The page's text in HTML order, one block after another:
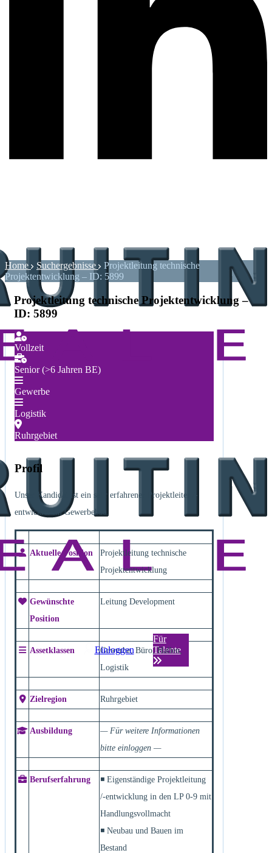
Einloggen
Für
Talente
Home Suchergebnisse
Projektleitung technische
Projektentwicklung – ID: 5899
Projektleitung technische Projektentwicklung –
ID: 5899
Vollzeit
Senior (>6 Jahren BE)
Gewerbe
Logistik
Ruhrgebiet
Profil
Unser Kandidat ist ein sehr erfahrener Projektleiter /-
entwickler im Gewerbebau.
Aktuelle Position
Projektleitung technische
Projektentwicklung
Gewünschte
Position
Leitung Development
Assetklassen
Gewerbe, Büro, Hallen,
Logistik
Zielregion Ruhrgebiet
Ausbildung
— Für weitere Informationen
bitte einloggen —
Berufserfahrung
◾ Eigenständige Projektleitung
/-entwicklung in den LP 0-9 mit
Handlungsvollmacht
◾ Neubau und Bauen im
Bestand